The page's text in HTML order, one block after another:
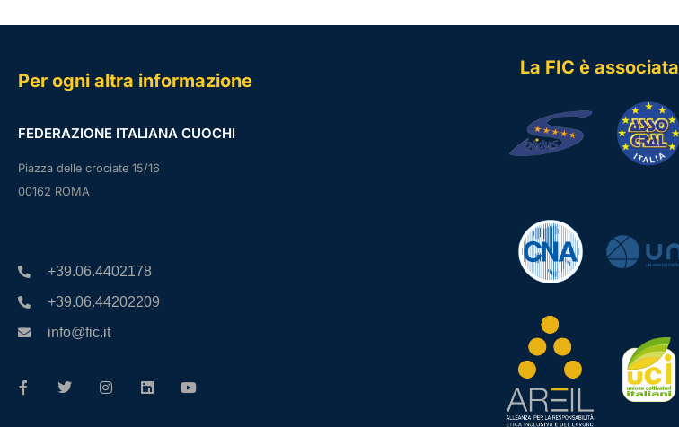
Per ogni altra informazione
FEDERAZIONE ITALIANA CUOCHI
Piazza delle crociate 15/16
00162 ROMA
+39.06.4402178
+39.06.44202209
info@fic.it
La FIC è associata